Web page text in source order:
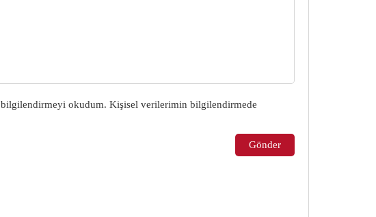
bilgilendirmeyi okudum. Kişisel verilerimin bilgilendirmede
Gönder